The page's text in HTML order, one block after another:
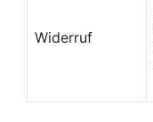
Widerruf